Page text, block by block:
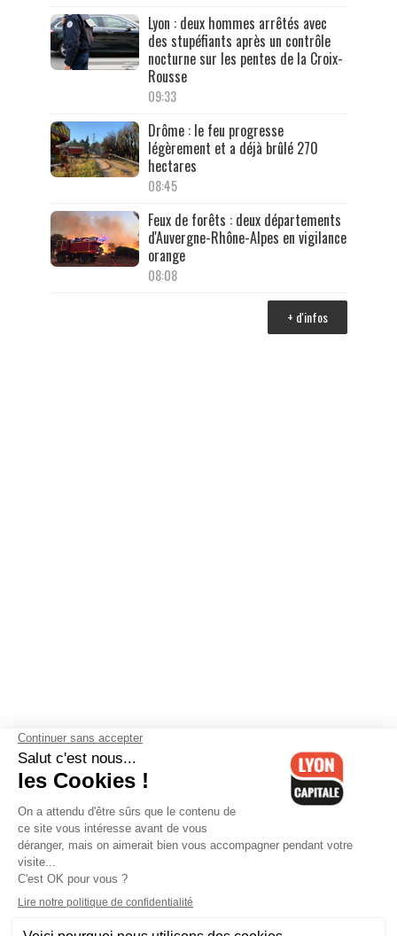
Lyon : deux hommes arrêtés avec
des stupéfiants après un contrôle
nocturne sur les pentes de la Croix-
Rousse
09:33
Drôme : le feu progresse
légèrement et a déjà brûlé 270
hectares
08:45
Feux de forêts : deux départements
d'Auvergne-Rhône-Alpes en vigilance
orange
08:08
+ d'infos